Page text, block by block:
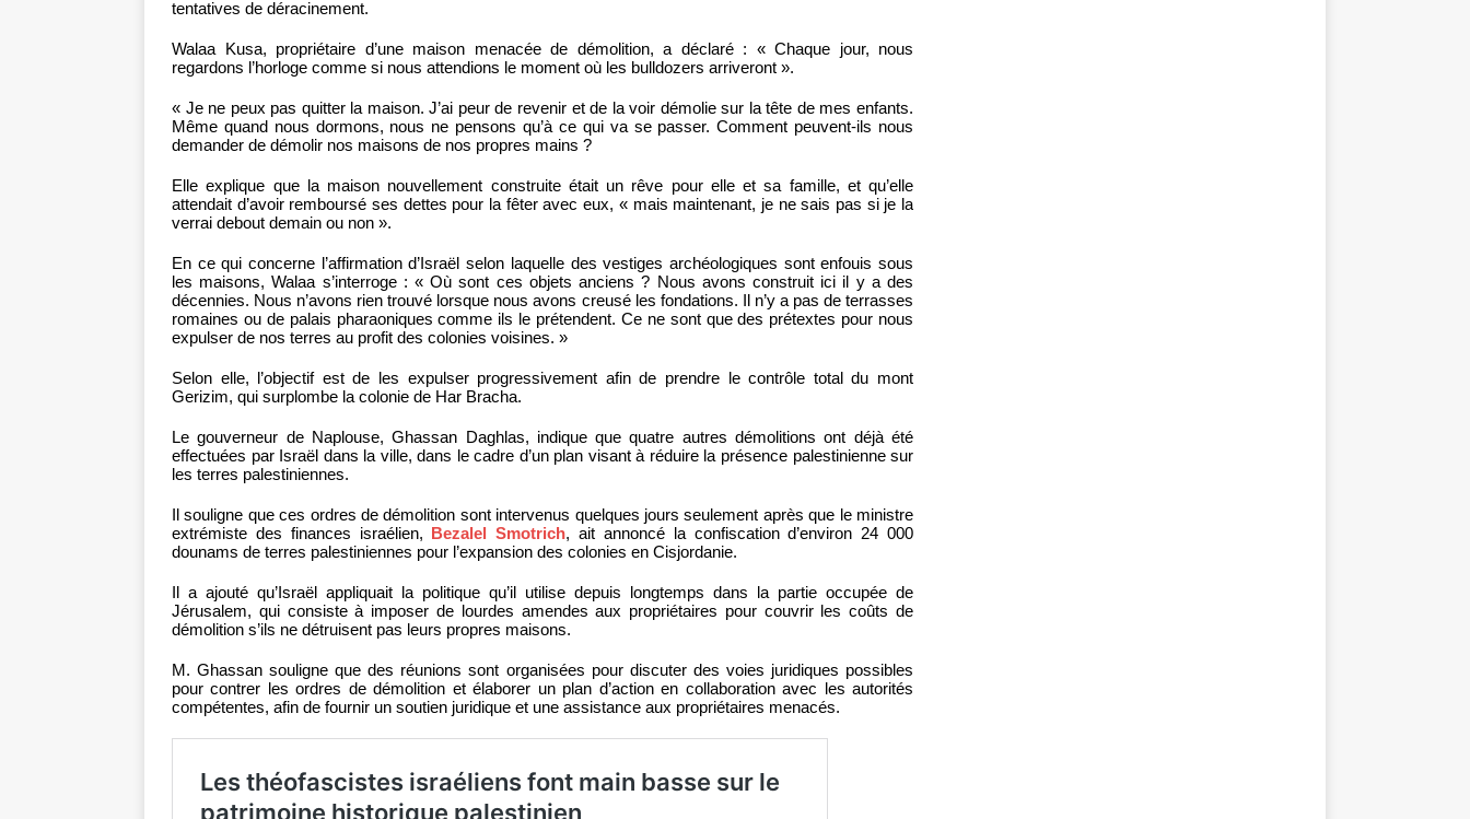
tentatives de déracinement.
Walaa Kusa, propriétaire d’une maison menacée de démolition, a déclaré : « Chaque jour, nous
regardons l’horloge comme si nous attendions le moment où les bulldozers arriveront ».
« Je ne peux pas quitter la maison. J’ai peur de revenir et de la voir démolie sur la tête de mes enfants.
Même quand nous dormons, nous ne pensons qu’à ce qui va se passer. Comment peuvent-ils nous
demander de démolir nos maisons de nos propres mains ?
Elle explique que la maison nouvellement construite était un rêve pour elle et sa famille, et qu’elle
attendait d’avoir remboursé ses dettes pour la fêter avec eux, « mais maintenant, je ne sais pas si je la
verrai debout demain ou non ».
En ce qui concerne l’affirmation d’Israël selon laquelle des vestiges archéologiques sont enfouis sous
les maisons, Walaa s’interroge : « Où sont ces objets anciens ? Nous avons construit ici il y a des
décennies. Nous n’avons rien trouvé lorsque nous avons creusé les fondations. Il n’y a pas de terrasses
romaines ou de palais pharaoniques comme ils le prétendent. Ce ne sont que des prétextes pour nous
expulser de nos terres au profit des colonies voisines. »
Selon elle, l’objectif est de les expulser progressivement afin de prendre le contrôle total du mont
Gerizim, qui surplombe la colonie de Har Bracha.
Le gouverneur de Naplouse, Ghassan Daghlas, indique que quatre autres démolitions ont déjà été
effectuées par Israël dans la ville, dans le cadre d’un plan visant à réduire la présence palestinienne sur
les terres palestiniennes.
Il souligne que ces ordres de démolition sont intervenus quelques jours seulement après que le ministre
extrémiste des finances israélien, Bezalel Smotrich, ait annoncé la confiscation d’environ 24 000
dounams de terres palestiniennes pour l’expansion des colonies en Cisjordanie.
Il a ajouté qu’Israël appliquait la politique qu’il utilise depuis longtemps dans la partie occupée de
Jérusalem, qui consiste à imposer de lourdes amendes aux propriétaires pour couvrir les coûts de
démolition s’ils ne détruisent pas leurs propres maisons.
M. Ghassan souligne que des réunions sont organisées pour discuter des voies juridiques possibles
pour contrer les ordres de démolition et élaborer un plan d’action en collaboration avec les autorités
compétentes, afin de fournir un soutien juridique et une assistance aux propriétaires menacés.